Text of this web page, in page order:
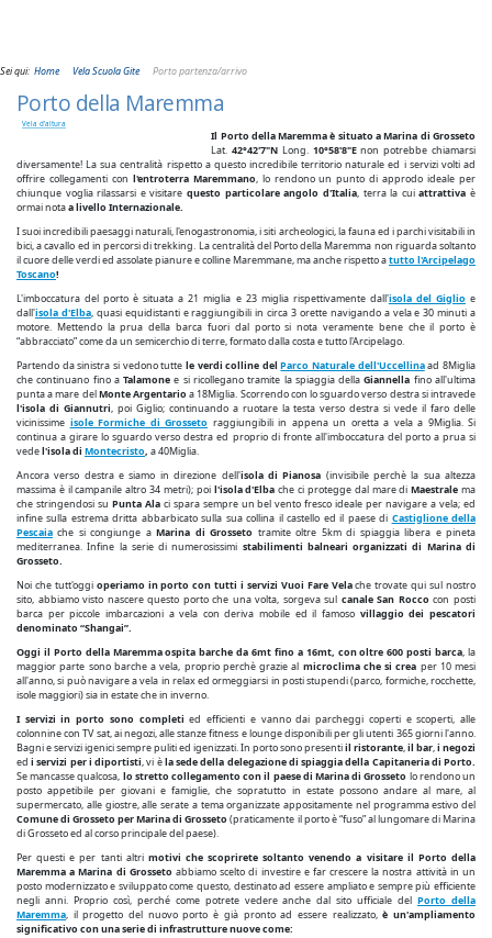
Sei qui: Home Vela Scuola Gite Porto partenza/arrivo
Porto della Maremma
Vela d'altura
Il Porto della Maremma è situato a Marina di Grosseto
Lat. 42°42'7"N Long. 10°58'8"Enon potrebbe chiamarsi
diversamente! La sua centralità rispetto a questo incredibile territorio naturale ed i servizi volti ad
offrire collegamenti con l'entroterra Maremmano, lo rendono un punto di approdo ideale per
chiunque voglia rilassarsi e visitarequesto particolare angolo d'Italia, terra la cuiattrattiva è
ormai notaa livello Internazionale.
I suoi incredibili paesaggi naturali, l'enogastronomia, i siti archeologici, la fauna ed i parchi visitabili in
bici, a cavallo ed in percorsi di trekking. La centralità del Porto della Maremma non riguarda soltanto
il cuore delle verdi ed assolate pianure e colline Maremmane, ma anche rispetto atutto l'Arcipelago
Toscano!
L'imboccatura del porto è situata a 21 miglia e 23 miglia rispettivamente dall'isola del Giglioe
dall'isola d'Elba, quasi equidistanti e raggiungibili in circa 3 orette navigando a vela e 30 minuti a
motore. Mettendo la prua della barca fuori dal porto si nota veramente bene che il porto è
“abbracciato” come da un semicerchio di terre, formato dalla costa e tutto l'Arcipelago.
Partendo da sinistra si vedono tutte le verdi colline delParco Naturale dell'Uccellinaad 8Miglia
che continuano fino aTalamone e si ricollegano tramite la spiaggia dellaGiannella fino all'ultima
punta a mare delMonte Argentarioa 18Miglia. Scorrendo con lo sguardo verso destra si intravede
l'isola di Giannutri, poi Giglio; continuando a ruotare la testa verso destra si vede il faro delle
vicinissime isole Formiche di Grosseto raggiungibili in appena un oretta a vela a 9Miglia. Si
continua a girare lo sguardo verso destra ed proprio di fronte all'imboccatura del porto a prua si
vedel'isola di Montecristo, a 40Miglia.
Ancora verso destra e siamo in direzione dell'isola di Pianosa (invisibile perchè la sua altezza
massima è il campanile altro 34 metri); poi l'isola d'Elba che ci protegge dal mare diMaestrale ma
che stringendosi su Punta Alaci spara sempre un bel vento fresco ideale per navigare a vela; ed
infine sulla estrema dritta abbarbicato sulla sua collina il castello ed il paese di Castiglione della
Pescaia che si congiunge aMarina di Grosseto tramite oltre 5km di spiaggia libera e pineta
mediterranea. Infine la serie di numerosissimi stabilimenti balneari organizzati di Marina di
Grosseto.
Noi che tutt'oggi operiamo in porto con tutti i servizi Vuoi Fare Velache trovate qui sul nostro
sito, abbiamo visto nascere questo porto che una volta, sorgeva sul canale San Roccocon posti
barca per piccole imbarcazioni a vela con deriva mobile ed il famoso villaggio dei pescatori
denominato “Shangai”.
Oggi il Porto della Maremma ospita barche da 6mt fino a 16mt, con oltre 600 posti barca, la
maggior parte sono barche a vela, proprio perchè grazie al microclima che si crea per 10 mesi
all'anno, si può navigare a vela in relax ed ormeggiarsi in posti stupendi (parco, formiche, rocchette,
isole maggiori) sia in estate che in inverno.
I servizi in porto sono completi ed efficienti e vanno dai parcheggi coperti e scoperti, alle
colonnine con TV sat, ai negozi, alle stanze fitness e lounge disponibili per gli utenti 365 giorni l'anno.
Bagni e servizi igenici sempre puliti ed igenizzati. In porto sono presentiil ristorante,il bar,i negozi
edi servizi per i diportisti, vi èla sede della delegazione di spiaggia della Capitaneria di Porto.
Se mancasse qualcosa, lo stretto collegamento con il paese di Marina di Grosseto lo rendono un
posto appetibile per giovani e famiglie, che sopratutto in estate possono andare al mare, al
supermercato, alle giostre, alle serate a tema organizzate appositamente nel programma estivo del
Comune di Grosseto per Marina di Grosseto(praticamente il porto è “fuso” al lungomare di Marina
di Grosseto ed al corso principale del paese).
Per questi e per tanti altri motivi che scoprirete soltanto venendo a visitare il Porto della
Maremma a Marina di Grossetoabbiamo scelto di investire e far crescere la nostra attività in un
posto modernizzato e sviluppato come questo, destinato ad essere ampliato e sempre più efficiente
negli anni. Proprio così, perché come potrete vedere anche dal sito ufficiale delPorto della
Maremma, il progetto del nuovo porto è già pronto ad essere realizzato,è un'ampliamento
significativo con una serie di infrastrutture nuove come: